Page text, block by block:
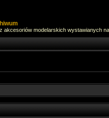
modelarskich wystawianych